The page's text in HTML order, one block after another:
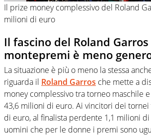
Il prize money complessivo del Roland
milioni di euro
Il fascino del Roland
montepremi è meno
La situazione è più o meno la stessa
riguarda il Roland Garros che mette a
money complessivo tra torneo maschile
43,6 milioni di euro. Ai vincitori dei tornei
di euro, al finalista perdente 1,1 milioni
uomini che per le donne i premi sono